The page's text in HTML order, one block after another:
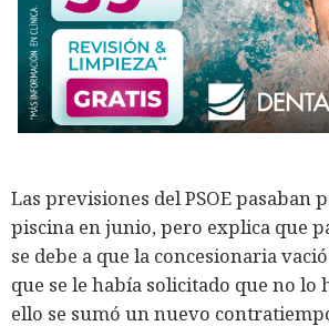
Las previsiones del PSOE pasaban
piscina en junio, pero explica que
se debe a que la concesionaria
que se le había solicitado que no lo
ello se sumó un nuevo